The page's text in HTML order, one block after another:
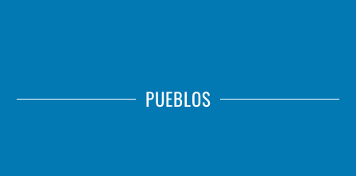
PUEBLOS